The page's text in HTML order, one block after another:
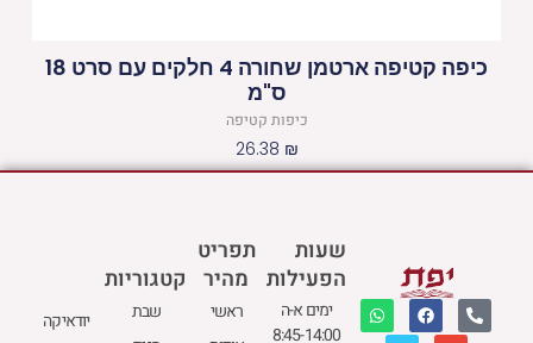
כיפה קטיפה ארטמן שחורה 4 חלקים עם סרט 18
ס"מ
כיפות קטיפה
26.38 ₪
שעות
הפעילות
ימים א-ה
8:45-14:00
תפריט
מהיר
ראשי
P
h
F
a
W
h
E
M
קטגוריות
שבת
יודאיקה